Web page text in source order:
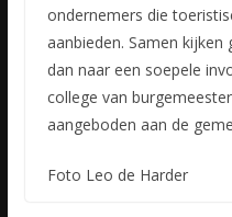
ondernemers die
aanbieden. Samen
dan naar een soepele
college van
aangeboden aan de
Foto Leo de Harder